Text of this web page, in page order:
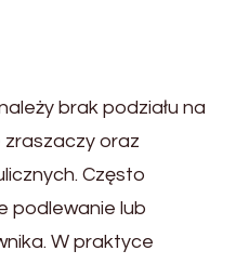
brak podziału na
zraszaczy oraz
Często
podlewanie lub
W praktyce